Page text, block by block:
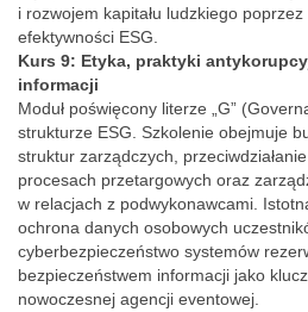
i rozwojem kapitału ludzkiego
efektywności ESG.
Kurs 9: Etyka, praktyki
informacji
Moduł poświęcony literze „G”
strukturze ESG. Szkolenie obejmuje
struktur zarządczych,
procesach przetargowych oraz
w relacjach z podwykonawcami.
ochrona danych osobowych
cyberbezpieczeństwo systemów
bezpieczeństwem informacji jako
nowoczesnej agencji eventowej.